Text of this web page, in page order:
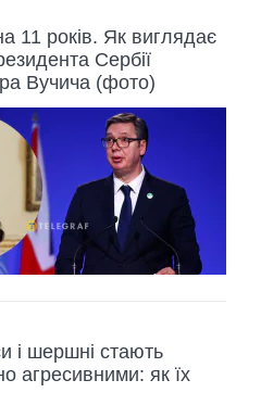
11 років. Як виглядає
Сербії
Вучича (фото)
і шершні стають
агресивними: як їх